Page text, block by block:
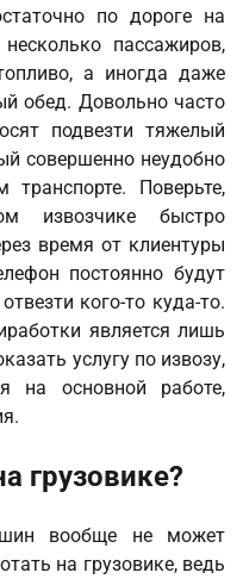
по дороге на
пассажиров,
а иногда даже
обед. Довольно часто
подвезти тяжелый
совершенно неудобно
транспорте. Поверьте,
извозчике быстро
время от клиентуры
постоянно будут
кого-то куда-то.
является лишь
услугу по извозу,
на основной работе,
грузовике?
вообще не может
на грузовике, ведь